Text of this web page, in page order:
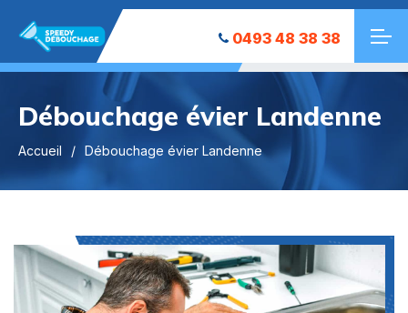
0493 48 38 38
Débouchage évier Landenne
Accueil Débouchage évier Landenne